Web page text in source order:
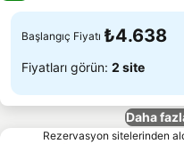
Başlangıç Fiyatı ₺4.638
Fiyatları görün: 2 site
Daha
Rezervasyon sitelerinden